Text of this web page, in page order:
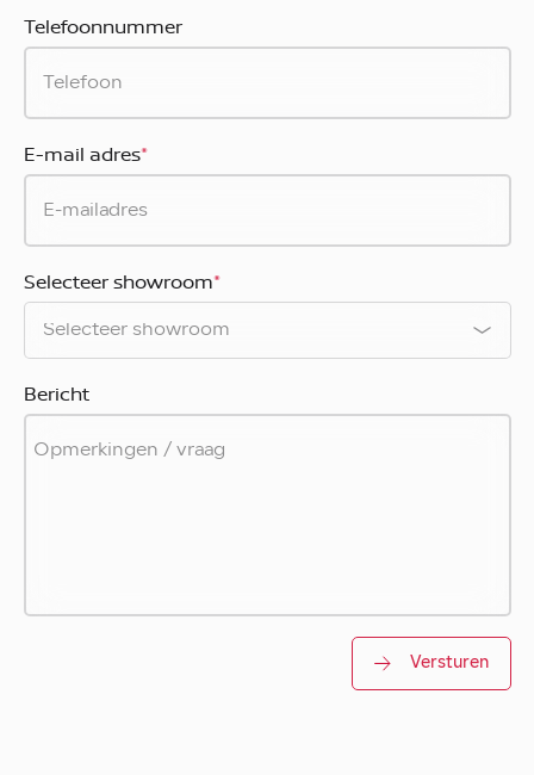
Telefoonnummer
E-mail adres*
Selecteer showroom*
Bericht
Versturen